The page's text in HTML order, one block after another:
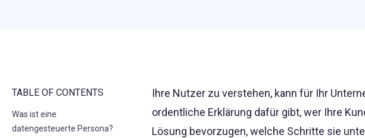
TABLE OF CONTENTS
Was ist eine
datengesteuerte Persona?
Ihre Nutzer zu verstehen, kann für Ihr
ordentliche Erklärung dafür gibt, wer Ihre
Lösung bevorzugen, welche Schritte sie